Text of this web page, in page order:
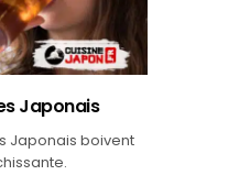
Japonais
Japonais boivent